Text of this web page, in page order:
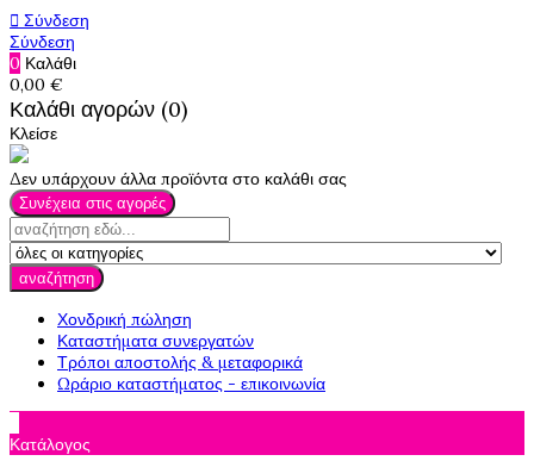
 Σύνδεση
Σύνδεση
0 Καλάθι
0,00 €
Καλάθι αγορών (0)
Κλείσε
Δεν υπάρχουν άλλα προϊόντα στο καλάθι σας
Συνέχεια στις αγορές
αναζήτηση
Χονδρική πώληση
Καταστήματα συνεργατών
Τρόποι αποστολής & μεταφορικά
Ωράριο καταστήματος - επικοινωνία
Κατάλογος